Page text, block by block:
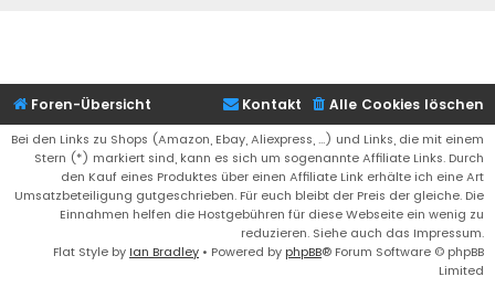
Foren-Übersicht Alle Cookies löschen
Kontakt
Bei den Links zu Shops (Amazon, Ebay, Aliexpress, ...) und Links, die mit einem
Stern (*) markiert sind, kann es sich um sogenannte Affiliate Links. Durch
den Kauf eines Produktes über einen Affiliate Link erhälte ich eine Art
Umsatzbeteiligung gutgeschrieben. Für euch bleibt der Preis der gleiche. Die
Einnahmen helfen die Hostgebühren für diese Webseite ein wenig zu
reduzieren. Siehe auch das Impressum.
Flat Style by Ian Bradley • Powered by phpBB® Forum Software © phpBB
Limited